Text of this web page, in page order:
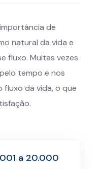
de
natural da vida e
fluxo. Muitas vezes
tempo e nos
da vida, o que
a 20.000